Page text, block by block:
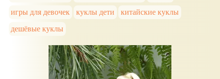
игры для девочек
куклы дети
китайские куклы
дешёвые куклы